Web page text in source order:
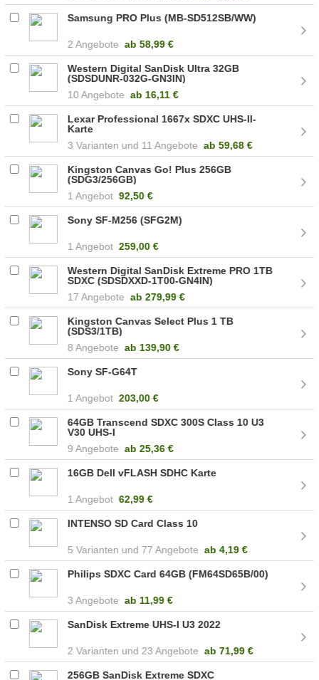
Samsung PRO Plus (MB-SD512SB/WW)
2 Angebote ab 58,99 €
Western Digital SanDisk Ultra 32GB
(SDSDUNR-032G-GN3IN)
10 Angebote ab 16,11 €
Lexar Professional 1667x SDXC UHS-II-
Karte
3
11 Angebote ab 59,68 €
Kingston Canvas Go! Plus 256GB
(SDG3/256GB)
1 Angebot 92,50 €
Sony SF-M256 (SFG2M)
1 Angebot 259,00 €
Western Digital SanDisk Extreme PRO 1TB
SDXC (SDSDXXD-1T00-GN4IN)
17 Angebote ab 279,99 €
Kingston Canvas Select Plus 1 TB
(SDS3/1TB)
8 Angebote ab 139,90 €
Sony SF-G64T
1 Angebot 203,00 €
64GB Transcend SDXC 300S Class 10 U3
V30 UHS-I
9 Angebote ab 25,36 €
16GB Dell vFLASH SDHC Karte
1 Angebot 62,99 €
INTENSO SD Card Class 10
5 77 Angebote ab4,19 €
Philips SDXC Card 64GB (FM64SD65B/00)
3 Angebote ab 11,99 €
SanDisk Extreme UHS-I U3 2022
2 23 Angebote ab 71,99 €
256GB SanDisk Extreme SDXC